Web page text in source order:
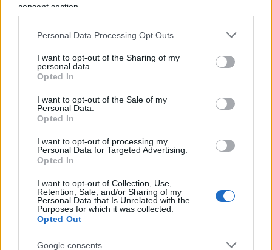
consent section.
Personal Data Processing Opt Outs
I want to opt-out of the Sharing of my
personal data.
Opted In
I want to opt-out of the Sale of my
Personal Data.
Opted In
I want to opt-out of processing my
Personal Data for Targeted Advertising.
Opted In
I want to opt-out of Collection, Use,
Retention, Sale, and/or Sharing of my
Personal Data that Is Unrelated with the
Purposes for which it was collected.
Opted Out
Google consents
digitalizzare tutti i cittadini “dalla culla alla tomba”,
troppo), i due anni della pandemia hanno coperto
lo spazio del dibattito pubblico con una patina di
assolutismo che sembra non lasciare più spazio al
vitale di una sana democrazia. Spero almeno si
risollevi l’interesse generale su queste imminenti
rivoluzioni quando inizieremo a vederne gli effetti
nella società.
DM: I media più tradizionali e anche i
stanno occupando costantemente
dell’acquisizione di
da parte di Elon Musk.